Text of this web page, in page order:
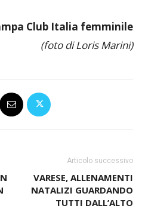
Club Italia femminile
(foto di Loris Marini)
Articolo successivo
VARESE, ALLENAMENTI
NATALIZI GUARDANDO
TUTTI DALL’ALTO